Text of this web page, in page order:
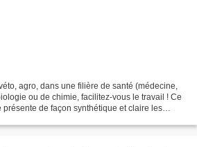
agro, dans une filière de santé (médecine,
ou de chimie, facilitez-vous le travail ! Ce
de façon synthétique et claire les